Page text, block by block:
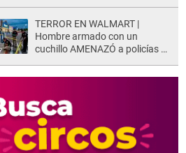
TERROR EN WALMART |
Hombre armado con un
cuchillo AMENAZÓ a policías y